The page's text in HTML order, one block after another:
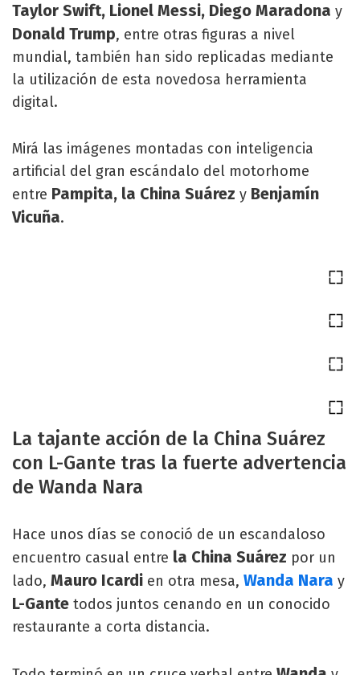
Taylor Swift, Lionel Messi, Diego Maradona y
Donald Trump, entre otras figuras a nivel
mundial, también han sido replicadas mediante
la utilización de esta novedosa herramienta
digital.
Mirá las imágenes montadas con inteligencia
artificial del gran escándalo del motorhome
entre Pampita, la China Suárez y Benjamín
Vicuña.
La tajante acción de la China Suárez
con L-Gante tras la fuerte advertencia
de Wanda Nara
Hace unos días se conoció de un escandaloso
encuentro casual entre la China Suárez por un
lado, Mauro Icardi en otra mesa, Wanda Nara y
L-Gante todos juntos cenando en un conocido
restaurante a corta distancia.